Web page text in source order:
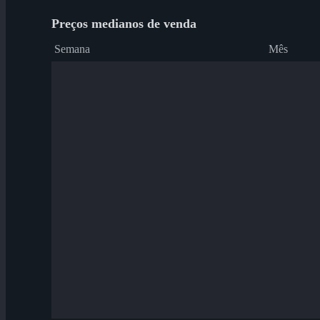
Preços medianos de venda
Semana Mês